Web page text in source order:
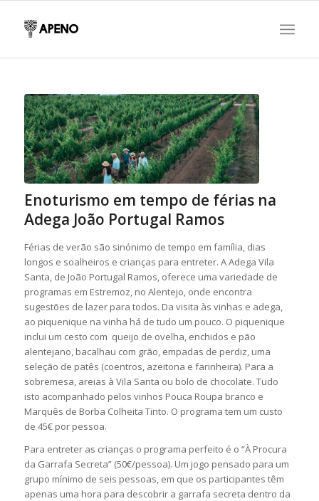
Enoturismo em tempo de férias na
Adega João Portugal Ramos
Férias de verão são sinónimo de tempo em família, dias
longos e soalheiros e crianças para entreter. A Adega Vila
Santa, de João Portugal Ramos, oferece uma variedade de
programas em Estremoz, no Alentejo, onde encontra
sugestões de lazer para todos. Da visita às vinhas e adega,
ao piquenique na vinha há de tudo um pouco. O piquenique
inclui um cesto com queijo de ovelha, enchidos e pão
alentejano, bacalhau com grão, empadas de perdiz, uma
seleção de patês (coentros, azeitona e farinheira). Para a
sobremesa, areias à Vila Santa ou bolo de chocolate. Tudo
isto acompanhado pelos vinhos Pouca Roupa branco e
Marquês de Borba Colheita Tinto. O programa tem um custo
de 45€ por pessoa.
Para entreter as crianças o programa perfeito é o “À Procura
da Garrafa Secreta” (50€/pessoa). Um jogo pensado para um
grupo mínimo de seis pessoas, em que os participantes têm
apenas uma hora para descobrir a garrafa secreta dentro da